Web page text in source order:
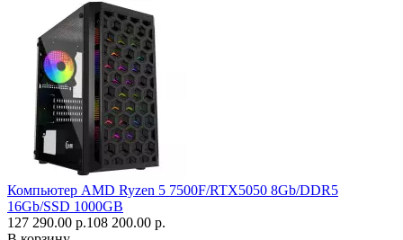
Компьютер AMD Ryzen 5 7500F/RTX5050 8Gb/DDR5
16Gb/SSD 1000GB
127 290.00 р.108 200.00 р.